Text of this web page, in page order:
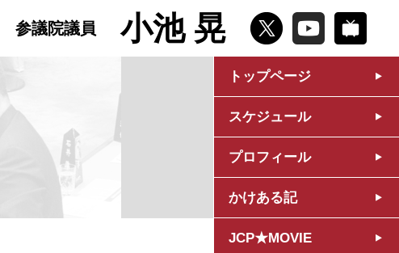
参議院議員 小池 晃
トップページ
スケジュール
プロフィール
かけある記
JCP★MOVIE